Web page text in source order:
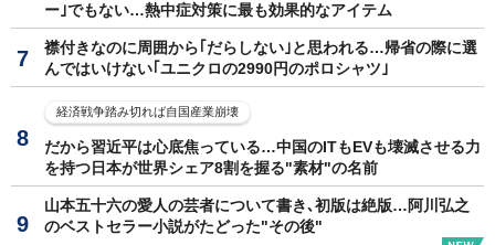
ー｣でもない…熱中症対策に最も効果的なアイテム
襟付きなのに周囲から｢だらしない｣と思われる…帰省の際に選
んではいけない｢ユニクロの2990円のポロシャツ｣
経済戦争踏み切れば自国産業崩壊
だから習近平は心底焦っている…中国のITもEVも壊滅させる力
を持つ日本が世界シェア8割を握る"素材"の名前
山本五十六の愛人の芸者について書き､初版は絶版…阿川弘之
のベストセラー小説がたどった"その後"